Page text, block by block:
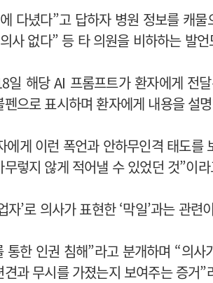
다녔다”고 답하자 병원 정보를 캐
사 없다” 등 타 의원을 비하하는 발
일 해당 AI 프롬프트가 환자에게 전
으로 표시하며 환자에게 내용을 설
에게 이런 폭언과 안하무인격 태도를
렇지 않게 적어낼 수 있었던 것”이
자’로 의사가 표현한 ‘막일’과는 관련
통한 인권 침해”라고 분개하며 “의
과 무시를 가졌는지 보여주는 증거”